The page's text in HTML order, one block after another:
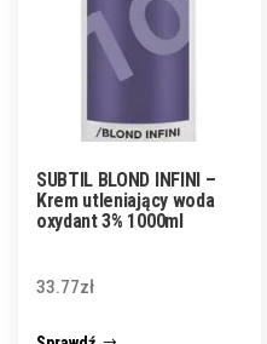
SUBTIL BLOND INFINI –
Krem utleniający woda
oxydant 3% 1000ml
33.77zł